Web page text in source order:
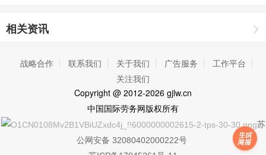
相关资讯
战略合作 联系我们 关于我们 广告服务
工作平台
关注我们
Copyright @ 2012-2026 gjlw.cn
中国国际劳务网版权所有
苏
公网安备 32080402000222号